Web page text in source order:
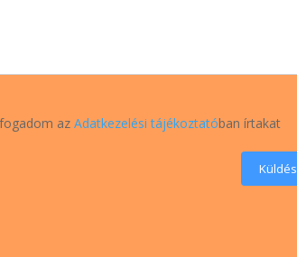
azAdatkezelési tájékoztatóban írtakat
Küldés